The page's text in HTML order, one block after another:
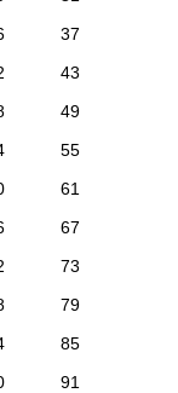
37
43
49
55
61
67
73
79
85
91